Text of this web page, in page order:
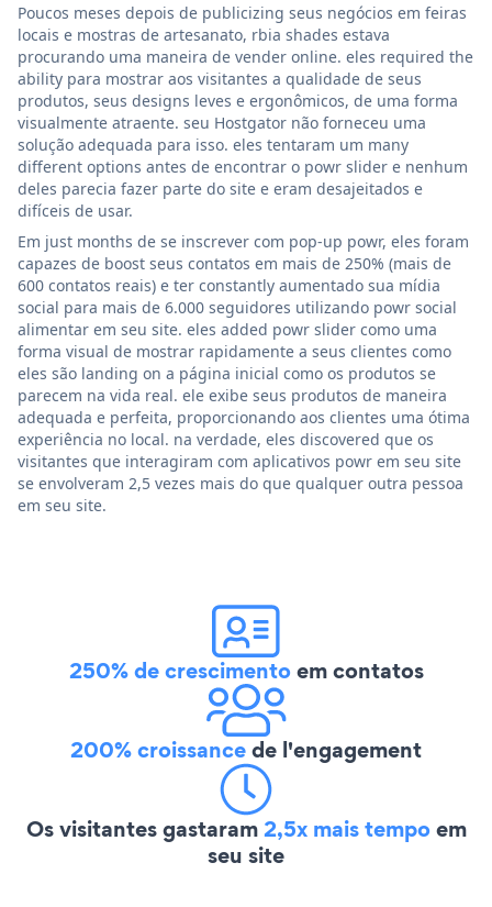
Poucos meses depois de publicizing seus negócios em feiras
locais e mostras de artesanato, rbia shades estava
procurando uma maneira de vender online. eles required the
ability para mostrar aos visitantes a qualidade de seus
produtos, seus designs leves e ergonômicos, de uma forma
visualmente atraente. seu Hostgator não forneceu uma
solução adequada para isso. eles tentaram um many
different options antes de encontrar o powr slider e nenhum
deles parecia fazer parte do site e eram desajeitados e
difíceis de usar.
Em just months de se inscrever com pop-up powr, eles foram
capazes de boost seus contatos em mais de 250% (mais de
600 contatos reais) e ter constantly aumentado sua mídia
social para mais de 6.000 seguidores utilizando powr social
alimentar em seu site. eles added powr slider como uma
forma visual de mostrar rapidamente a seus clientes como
eles são landing on a página inicial como os produtos se
parecem na vida real. ele exibe seus produtos de maneira
adequada e perfeita, proporcionando aos clientes uma ótima
experiência no local. na verdade, eles discovered que os
visitantes que interagiram com aplicativos powr em seu site
se envolveram 2,5 vezes mais do que qualquer outra pessoa
em seu site.
250% de crescimentoem contatos
200% croissancede l'engagement
Os visitantes gastaram2,5x mais tempoem
seu site